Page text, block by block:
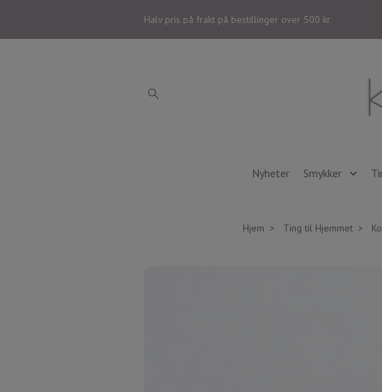
Halv pris på frakt på bestillinger over 500 kr
Nyheter Smykker
Hjem Ting til Hjemmet